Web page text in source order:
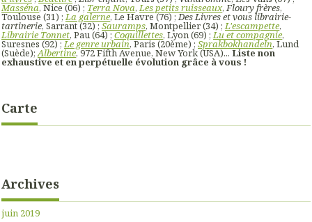
Masséna, Nice (06) ; Terra Nova,Les petits ruisseaux,Floury frères,
Toulouse (31) ;La galerne, Le Havre (76) ;Des Livres et vous librairie-
tartinerie, Sarrant (32) ;Sauramps, Montpellier (34) ;L'escampette,
Librairie Tonnet, Pau (64) ;Coquillettes, Lyon (69) ;Lu et compagnie,
Suresnes (92) ;Le genre urbain, Paris (20ème) ; Sprakbokhandeln, Lund
(Suède);Albertine, 972 Fifth Avenue, New York (USA)...Liste non
exhaustive et en perpétuelle évolution grâce à vous !
Carte
Archives
juin 2019